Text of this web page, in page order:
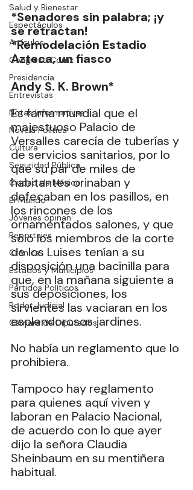
Salud y Bienestar
Espectáculos
Artículos
Congreso Cdmx
Presidencia
Entrevistas
Notas Informativas
Novela Política
Cultura
Seguridad Pública
Ciudad de México
El Mundo
Jóvenes opinan
Reportajes
Crónica
Estados y Municipios
Partidos Políticos
Poder Judicial
Cámara de Diputados
*Senadores sin palabra; ¡y
se retractan!
*Remodelación Estadio
Azteca, un fiasco
Andy S. K. Brown*
Es fama mundial que el
majestuoso Palacio de
Versalles carecía de tuberías y
de servicios sanitarios, por lo
que su par de miles de
habitantes orinaban y
defecaban en los pasillos, en
los rincones de los
ornamentados salones, y que
sólo los miembros de la corte
de los Luises tenían a su
disposición una bacinilla para
que, en la mañana siguiente a
sus deposiciones, los
sirvientes las vaciaran en los
esplendorosos jardines.
No había un reglamento que lo
prohibiera.
Tampoco hay reglamento
para quienes aquí viven y
laboran en Palacio Nacional,
de acuerdo con lo que ayer
dijo la señora Claudia
Sheinbaum en su mentiñera
habitual.